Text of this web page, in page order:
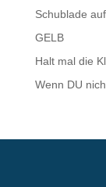
Schublade
GELB
Halt mal die
Wenn DU